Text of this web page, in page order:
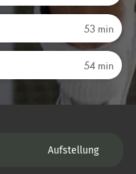
53 min
54 min
Aufstellung